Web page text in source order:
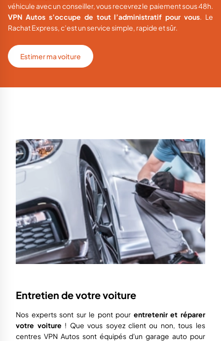
véhicule avec un conseiller, vous recevrez le paiement sous 48h.
VPN Autos s’occupe de tout l’administratif pour vous
Le
Rachat Express, c’est un service simple, rapide etsûr.
Estimer ma voiture
Entretien de votre voiture
Nos experts sont sur le pont pour entretenir et réparer
votre voiture ! Que vous soyez client ou non, tous les
centres VPN Autos sont équipés d'un garage auto pour